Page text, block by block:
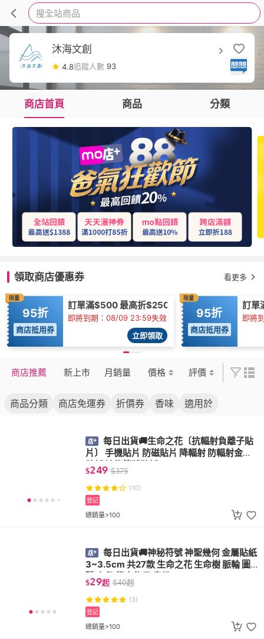
搜全站商品
沐海文創
4.8追蹤人數 93
商店首頁 商品 分類
領取商店優惠券 看更多
限量
95折
商店抵用券
訂單滿$500 最高折$250
即將到期：08/09 23:59失效
立即領取
限量
95折
商店抵用券
訂單
即將
商店推薦 新上市 月銷量 價格 評價
商品分類 商店免運券 折價券 香味 適用於
每日出貨🚚生命之花〔抗輻射負離子貼
片〕 手機貼片 防磁貼片 降輻射 防輻射金屬
貼紙 神秘符號貼紙
$249 $375
(10)
總銷量>100
登記
每日出貨🚚神秘符號 神聖幾何 金屬貼紙
3~3.5cm 共27款 生命之花 生命樹 脈輪 圖
騰 字彙 符文能量 奧根
$29起 $40起
(3)
總銷量>100
登記